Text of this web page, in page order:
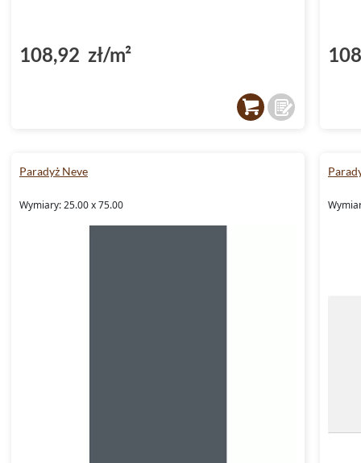
108,92 zł/m²
Paradyż Neve
Wymiary: 25.00 x 75.00